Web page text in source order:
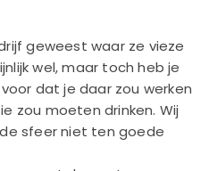
geweest waar ze vieze
wel, maar toch heb je
dat je daar zou werken
zou moeten drinken. Wij
sfeer niet ten goede